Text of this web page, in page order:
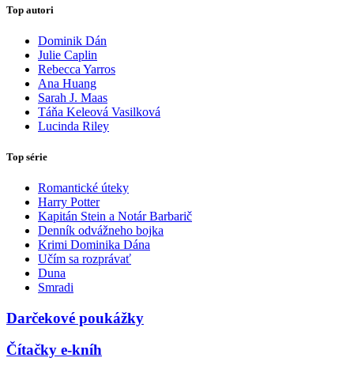
Top autori
Dominik Dán
Julie Caplin
Rebecca Yarros
Ana Huang
Sarah J. Maas
Táňa Keleová Vasilková
Lucinda Riley
Top série
Romantické úteky
Harry Potter
Kapitán Stein a Notár Barbarič
Denník odvážneho bojka
Krimi Dominika Dána
Učím sa rozprávať
Duna
Smradi
Darčekové poukážky
Čítačky e-kníh